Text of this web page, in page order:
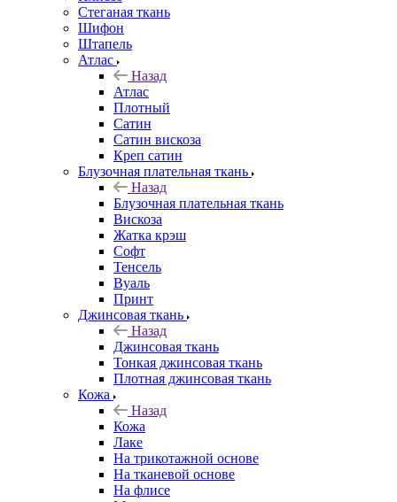
Стеганая ткань
Шифон
Штапель
Атлас
Назад
Атлас
Плотный
Сатин
Сатин вискоза
Креп сатин
Блузочная плательная ткань
Назад
Блузочная плательная ткань
Вискоза
Жатка крэш
Софт
Тенсель
Вуаль
Принт
Джинсовая ткань
Назад
Джинсовая ткань
Тонкая джинсовая ткань
Плотная джинсовая ткань
Кожа
Назад
Кожа
Лаке
На трикотажной основе
На тканевой основе
На флисе